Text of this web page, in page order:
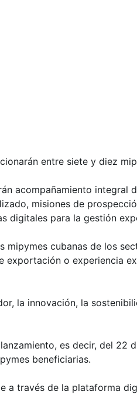
entre siete y diez
acompañamiento integral
misiones de
digitales para la gestión
cubanas de los
o experiencia
la innovación, la
es decir, del 22
beneficiarias.
a través de la plataforma